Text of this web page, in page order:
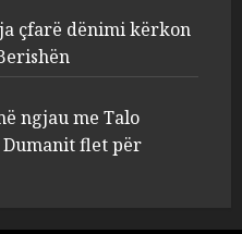
jep pretencën, ja
kërkon për
2025
çfarë dënimi kërkon
ngjau me Talo
Dumanit flet për